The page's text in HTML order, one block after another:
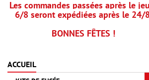
Les commandes passées après le
6/8 seront expédiées après le 24/
BONNES FÊTES !
ACCUEIL